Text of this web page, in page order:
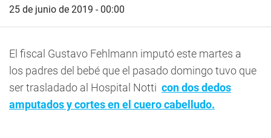
25 de junio de 2019 - 00:00
El fiscal Gustavo Fehlmann imputó este martes a
los padres del bebé que el pasado domingo tuvo que
ser trasladado al Hospital Notti con dos dedos
amputados y cortes en el cuero cabelludo.